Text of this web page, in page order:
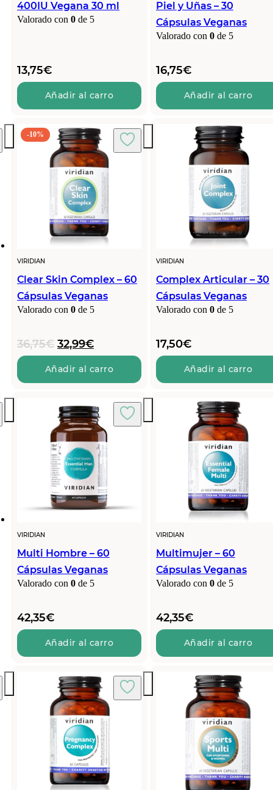
400IU Vegana 30 ml
Valorado con 0 de 5
13,75€
Añadir al carro
Piel y Uñas – 30
Cápsulas Veganas
Valorado con 0 de 5
16,75€
Añadir al carro
-10%
VIRIDIAN
Clear Skin Complex – 60
Cápsulas Veganas
Valorado con 0 de 5
36,75€ El
precio
original
era:
32,99€El
precio
actual
es:
Añadir al carro
VIRIDIAN
Complex Articular – 30
Cápsulas Veganas
Valorado con 0 de 5
17,50€
Añadir al carro
VIRIDIAN
Multi Hombre – 60
Cápsulas Veganas
Valorado con 0 de 5
42,35€
Añadir al carro
VIRIDIAN
Multimujer – 60
Cápsulas Veganas
Valorado con 0 de 5
42,35€
Añadir al carro